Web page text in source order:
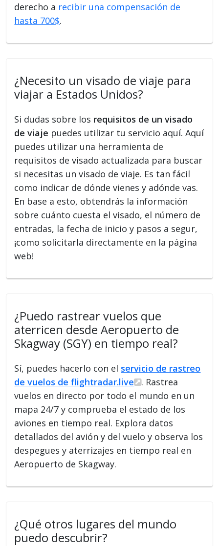
derecho a recibir una compensación de
hasta 700$.
¿Necesito un visado de viaje para
viajar a Estados Unidos?
Si dudas sobre los requisitos de un visado
de viaje puedes utilizar tu servicio aquí. Aquí
puedes utilizar una herramienta de
requisitos de visado actualizada para buscar
si necesitas un visado de viaje. Es tan fácil
como indicar de dónde vienes y adónde vas.
En base a esto, obtendrás la información
sobre cuánto cuesta el visado, el número de
entradas, la fecha de inicio y pasos a segur,
¡como solicitarla directamente en la página
web!
¿Puedo rastrear vuelos que
aterricen desde Aeropuerto de
Skagway (SGY) en tiempo real?
Sí, puedes hacerlo con el servicio de rastreo
de vuelos de flightradar.live
. Rastrea
vuelos en directo por todo el mundo en un
mapa 24/7 y comprueba el estado de los
aviones en tiempo real. Explora datos
detallados del avión y del vuelo y observa los
despegues y aterrizajes en tiempo real en
Aeropuerto de Skagway.
¿Qué otros lugares del mundo
puedo descubrir?